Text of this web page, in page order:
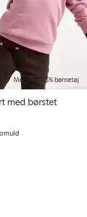
Medlem: -25% børnetøj
med børstet